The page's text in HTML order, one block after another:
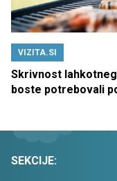
VIZITA.SI
Skrivnost
boste potrebovali
SEKCIJE: